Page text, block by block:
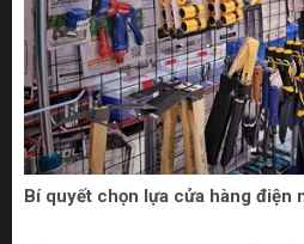
Bí quyết chọn lựa cửa hàng điện